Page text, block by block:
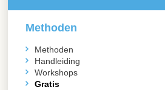
Methoden
Methoden
Handleiding
Workshops
Gratis